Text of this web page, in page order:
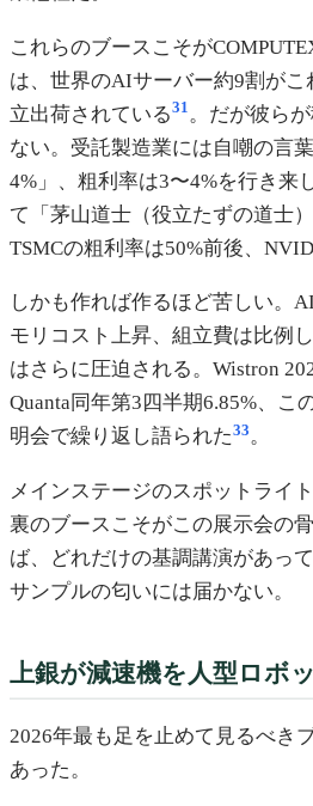
これらのブースこそが
は、世界のAIサーバー約9割がこ
立出荷されている31 。だが彼ら
ない。受託製造業には自嘲の言
4%」、粗利率は3〜4%を行き来
て「茅山道士（役立たずの道士
TSMCの粗利率は50%前後、
しかも作れば作るほど苦しい。
モリコスト上昇、組立費は比例
はさらに圧迫される。Wistron
Quanta同年第3四半期6.85%、こ
明会で繰り返し語られた33。
メインステージのスポットライ
裏のブースこそがこの展示会の
ば、どれだけの基調講演があっ
サンプルの匂いには届かない。
上銀が減速機を人型ロボ
2026年最も足を止めて見るべき
あった。